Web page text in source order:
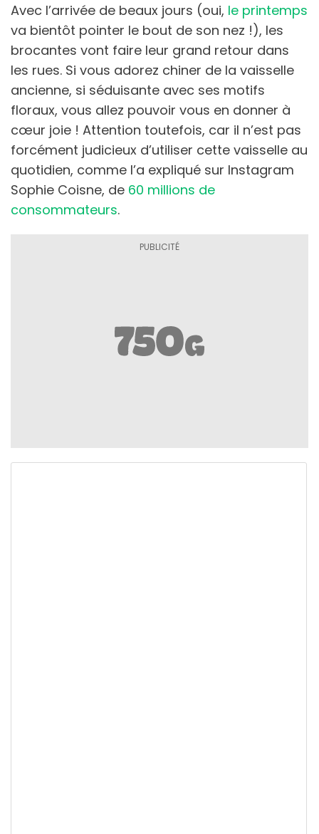
Avec l’arrivée de beaux jours (oui, le printemps
va bientôt pointer le bout de son nez !), les
brocantes vont faire leur grand retour dans
les rues. Si vous adorez chiner de la vaisselle
ancienne, si séduisante avec ses motifs
floraux, vous allez pouvoir vous en donner à
cœur joie ! Attention toutefois, car il n’est pas
forcément judicieux d’utiliser cette vaisselle au
quotidien, comme l’a expliqué sur Instagram
Sophie Coisne, de 60 millions de
consommateurs.